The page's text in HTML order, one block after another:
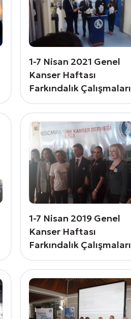
1-7 Nisan 2021 Genel
Kanser Haftası
Farkındalık Çalışmaları
1-7 Nisan 2019 Genel
Kanser Haftası
Farkındalık Çalışmaları